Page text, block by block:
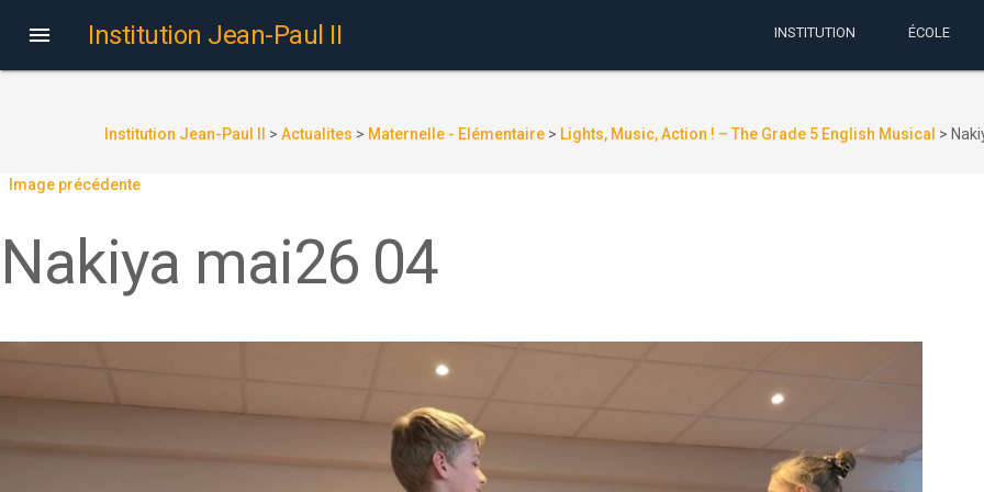
 Institution Jean-Paul II INSTITUTION ÉCOLE
Institution Jean-Paul II > Actualites > Maternelle - Elémentaire > Lights, Music, Action ! – The Grade 5 English Musical >
Image précédente
Nakiya mai26 04